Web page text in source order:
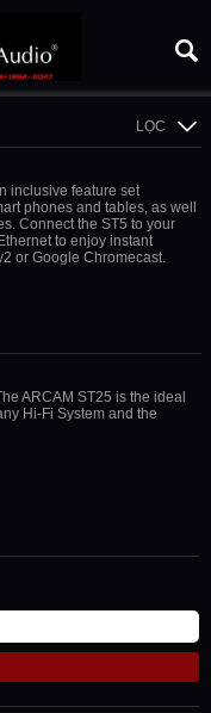
LỌC
inclusive feature set
phones and tables, as well
Connect the ST5 to your
to enjoy instant
or Google Chromecast.
ARCAM ST25 is the ideal
Hi-Fi System and the